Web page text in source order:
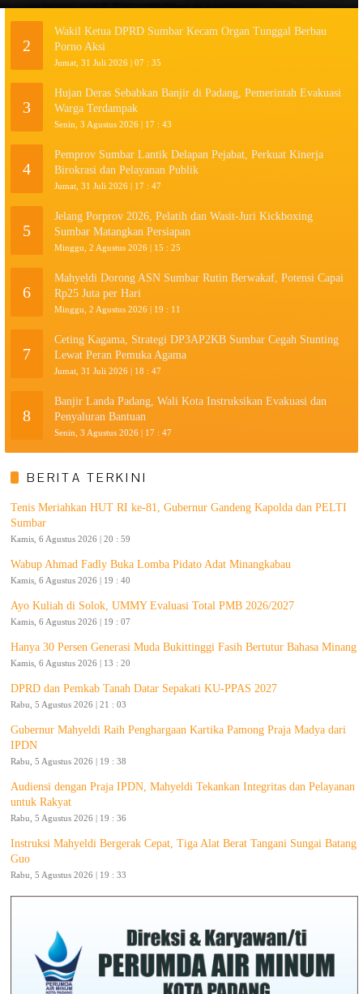
2
Wakil Ketua DPRD Sumbar Kecam Organ Tunggal Berbau
Porno Aksi
Jumat, 31 Juli 2026 | 07 : 35
3
Hujan Deras Sebabkan Banjir di Padang, Pemerintah Evakuasi
Warga Terdampak
Senin, 3 Agustus 2026 | 17 : 43
4
Pemprov Sumbar Lantik Delapan Pejabat, Perkuat Kinerja
Birokrasi dan Pelayanan Publik
Jumat, 31 Juli 2026 | 17 : 47
5
Jelang Porprov 2026, Pelatih dan Wasit-Juri Kickboxing
Sumbar Matangkan Persiapan
Minggu, 2 Agustus 2026 | 15 : 25
6
Mahyeldi Dorong ASN Sumbar Rutin Berwakaf, Potensi Capai
Rp25 Juta per Hari
Minggu, 2 Agustus 2026 | 19 : 11
7
Ceting Kagama, Strategi DP3AP2KB Sumbar Cegah Stunting
Lewat Peran Pemuka Agama
Jumat, 31 Juli 2026 | 18 : 47
8
Banjir Landa Padang, Wali Kota Instruksikan Evakuasi dan
Penyaluran Bantuan
Senin, 3 Agustus 2026 | 17 : 47
BERITA TERKINI
Tenis Meriahkan HUT RI ke-81, Gubernur Gandeng Kapolda dan PELTI
Sumbar
Kamis, 6 Agustus 2026 | 20 : 59
Wabup Ahmad Fadly Buka Lomba Pidato Adat Minangkabau
Kamis, 6 Agustus 2026 | 19 : 40
Ayo Kuliah di Solok, UMMY Evaluasi Total PMB 2026/2027
Kamis, 6 Agustus 2026 | 19 : 07
Hanya 30 Persen Generasi Muda Bukittinggi Fasih Bertutur Bahasa Minang
Kamis, 6 Agustus 2026 | 13 : 20
DPRD dan Pemkab Tanah Datar Sepakati KU-PPAS 2027
Rabu, 5 Agustus 2026 | 21 : 03
Gubernur Mahyeldi Raih Penghargaan Kartika Pamong Praja Madya dari
IPDN
Rabu, 5 Agustus 2026 | 19 : 38
Audiensi dengan Praja IPDN, Mahyeldi Tekankan Integritas dan Pelayanan
untuk Rakyat
Rabu, 5 Agustus 2026 | 19 : 36
Instruksi Mahyeldi Bergerak Cepat, Tiga Alat Berat Tangani Sungai Batang
Guo
Rabu, 5 Agustus 2026 | 19 : 33